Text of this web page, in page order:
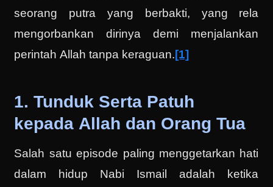
seorang putra yang berbakti, yang rela
mengorbankan dirinya demi menjalankan
perintah Allah tanpa keraguan.[1]
1. Tunduk Serta Patuh
kepada Allah dan Orang Tua
Salah satu episode paling menggetarkan hati
dalam hidup Nabi Ismail adalah ketika